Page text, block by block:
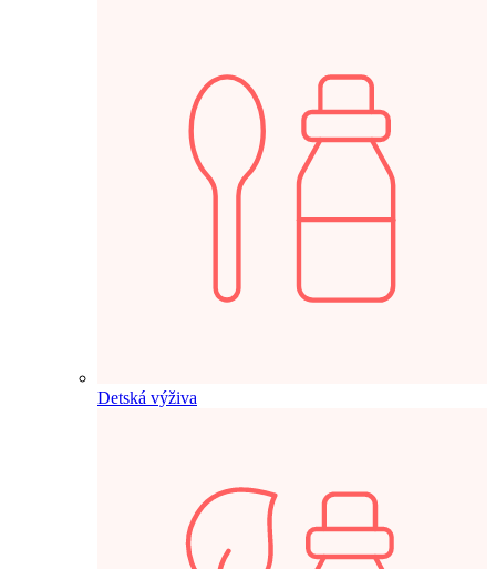
Detská výživa